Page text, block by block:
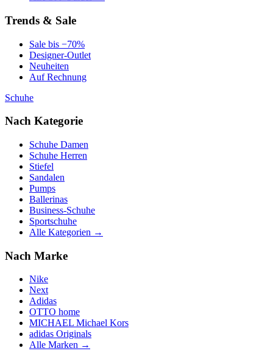
Trends & Sale
Sale bis −70%
Designer-Outlet
Neuheiten
Auf Rechnung
Schuhe
Nach Kategorie
Schuhe Damen
Schuhe Herren
Stiefel
Sandalen
Pumps
Ballerinas
Business-Schuhe
Sportschuhe
Alle Kategorien →
Nach Marke
Nike
Next
Adidas
OTTO home
MICHAEL Michael Kors
adidas Originals
Alle Marken →